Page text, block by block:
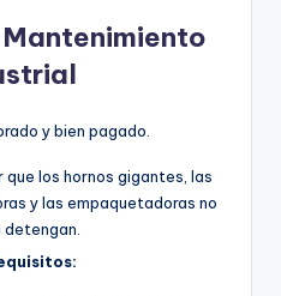
y bien pagado.
que los hornos gigantes, las
y las empaquetadoras no
detengan.